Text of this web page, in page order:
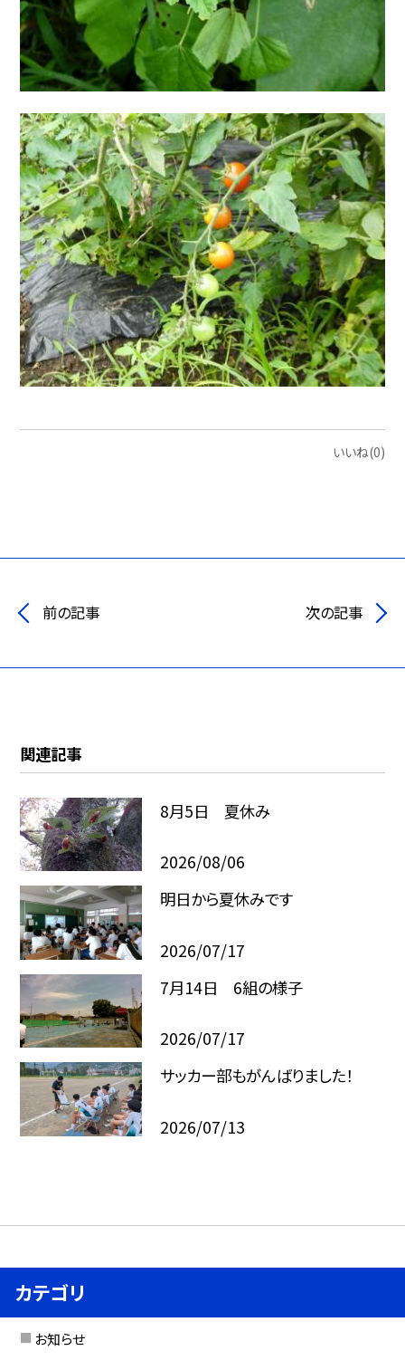
いいね(0)
前の記事 次の記事
関連記事
8月5日 夏休み
2026/08/06
明日から夏休みです
2026/07/17
7月14日 6組の様子
2026/07/17
サッカー部もがんばりました！
2026/07/13
カテゴリ
お知らせ